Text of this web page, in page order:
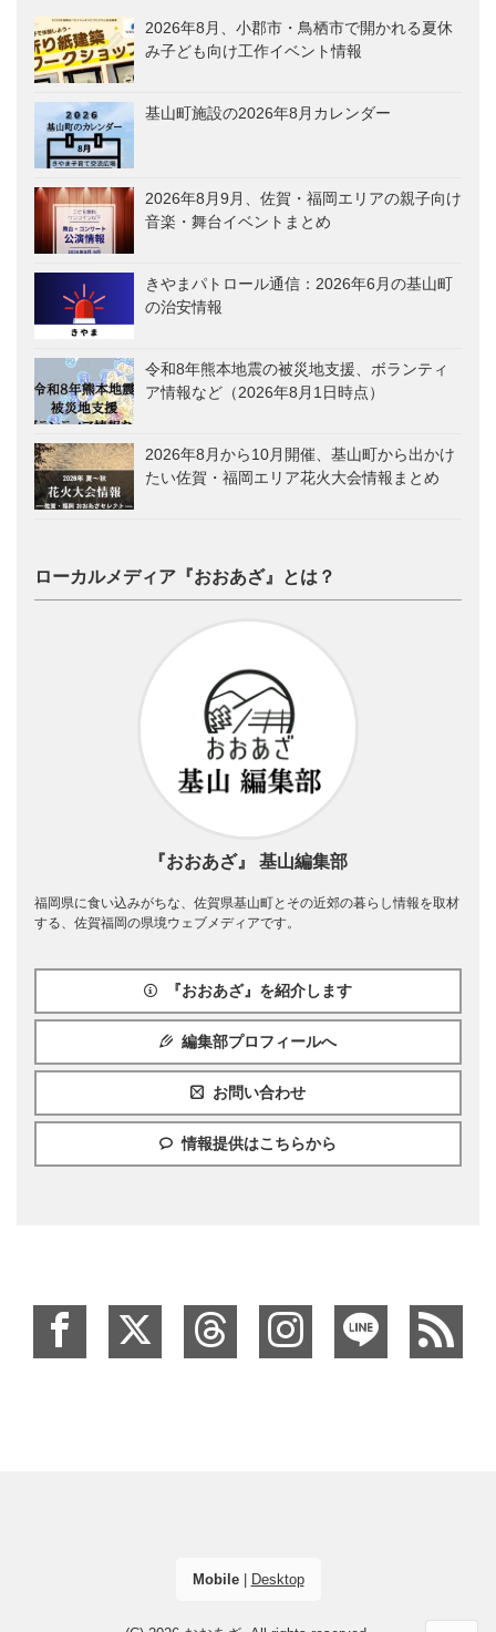
2026年8月、小郡市・鳥栖市で開かれる夏休
み子ども向け工作イベント情報
基山町施設の2026年8月カレンダー
2026年8月9月、佐賀・福岡エリアの親子向け
音楽・舞台イベントまとめ
きやまパトロール通信：2026年6月の基山町
の治安情報
令和8年熊本地震の被災地支援、ボランティ
ア情報など（2026年8月1日時点）
2026年8月から10月開催、基山町から出かけ
たい佐賀・福岡エリア花火大会情報まとめ
ローカルメディア『おおあざ』とは？
『おおあざ』 基山編集部
福岡県に食い込みがちな、佐賀県基山町とその近郊の暮らし情報を取材
する、佐賀福岡の県境ウェブメディアです。
『おおあざ』を紹介します
編集部プロフィールへ
お問い合わせ
情報提供はこちらから
Mobile| Desktop